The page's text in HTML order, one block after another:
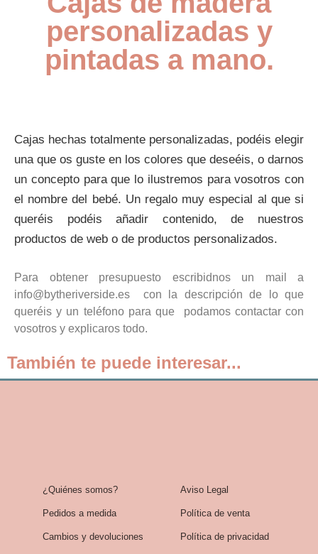
personalizadas y
pintadas a mano.
Cajas hechas totalmente personalizadas, podéis elegir
una que os guste en los colores que deseéis, o darnos
un concepto para que lo ilustremos para vosotros con
el nombre del bebé. Un regalo muy especial al que si
queréis podéis añadir contenido, de nuestros
productos de web o de productos personalizados.
Para obtener presupuesto escribidnos un mail a
info@bytheriverside.es con la descripción de lo que
queréis y un teléfono para que podamos contactar con
vosotros y explicaros todo.
También te puede interesar...
¿Quiénes somos?
Pedidos a medida
Cambios y devoluciones
Aviso Legal
Política de venta
Política de privacidad